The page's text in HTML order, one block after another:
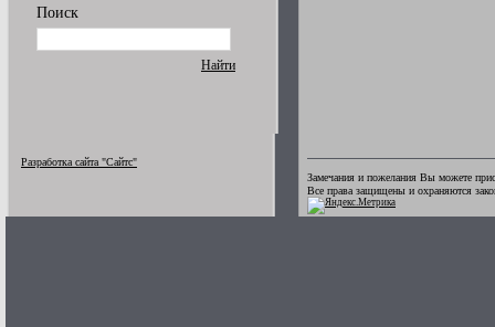
Поиск
Найти
Разработка сайта "Сайтс"
Замечания и пожелания Вы можете
Все права защищены и охраняются